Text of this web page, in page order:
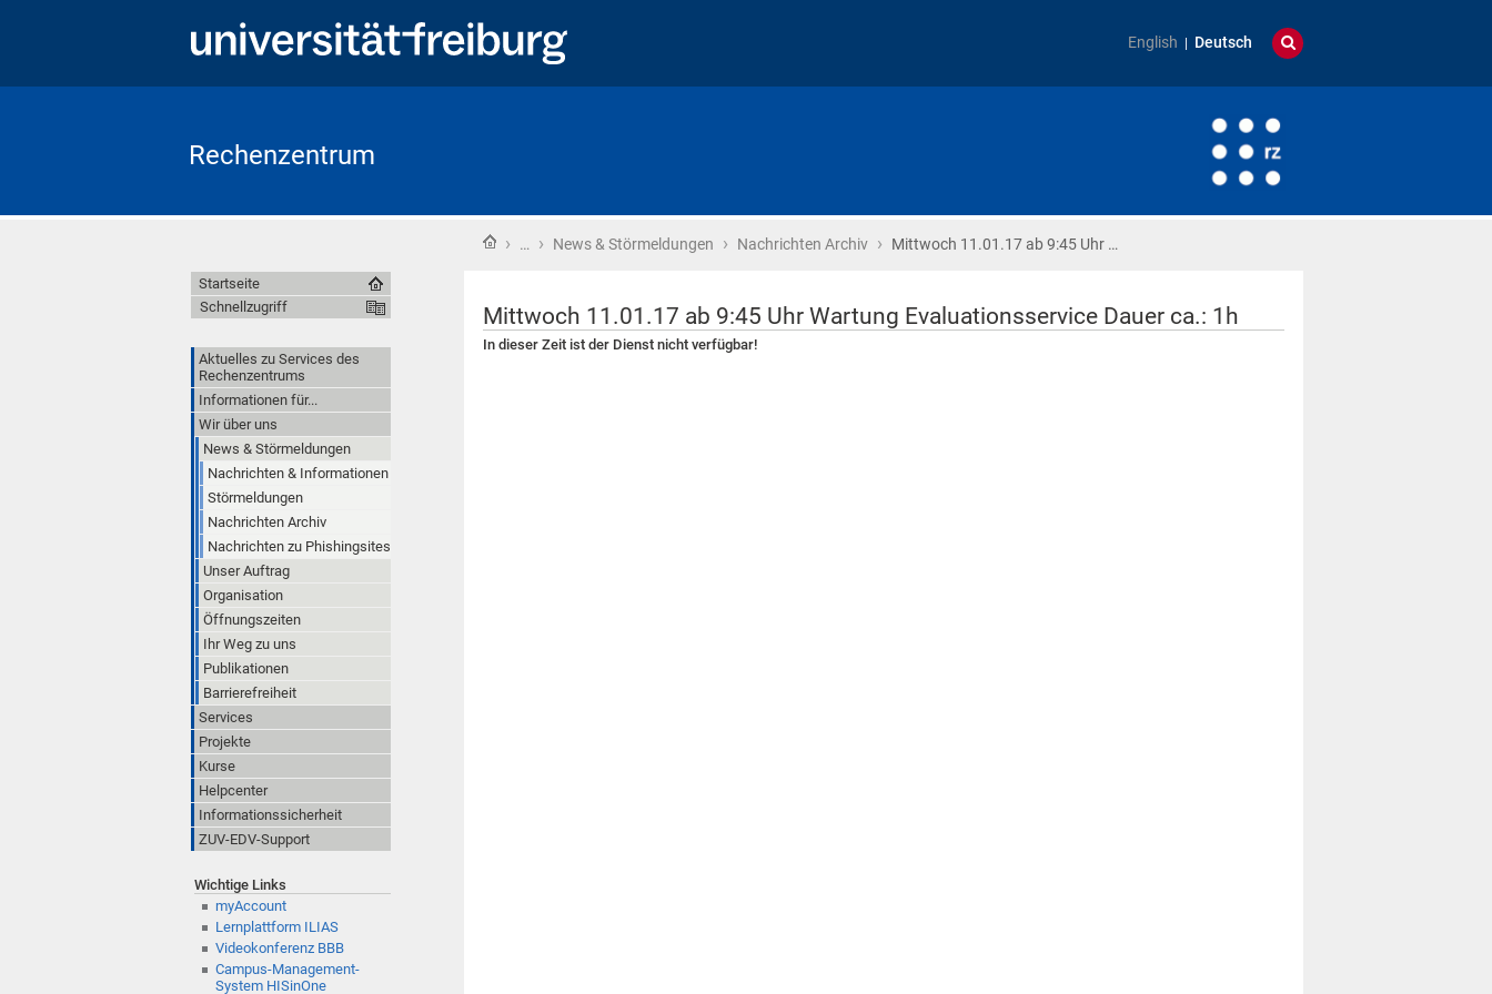
English Deutsch
Rechenzentrum
Startseite
› … › News & Störmeldungen › Nachrichten Archiv › Mittwoch 11.01.17 ab 9:45 Uhr …
Mittwoch 11.01.17 ab 9:45 Uhr Wartung Evaluationsservice Dauer ca.: 1h
In dieser Zeit ist der Dienst nicht verfügbar!
Startseite
Schnellzugriff
Aktuelles zu Services des
Rechenzentrums
Informationen für...
Wir über uns
News & Störmeldungen
Nachrichten & Informationen
Störmeldungen
Nachrichten Archiv
Nachrichten zu Phishingsites
Unser Auftrag
Organisation
Öffnungszeiten
Ihr Weg zu uns
Publikationen
Barrierefreiheit
Services
Projekte
Kurse
Helpcenter
Informationssicherheit
ZUV-EDV-Support
Wichtige Links
myAccount
Lernplattform ILIAS
Videokonferenz BBB
Campus-Management-
System HISinOne